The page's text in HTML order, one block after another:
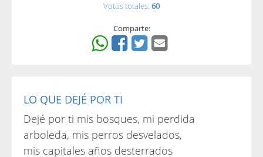
Votos totales: 60
Comparte:
LO QUE DEJÉ POR TI
Dejé por ti mis bosques, mi perdida
arboleda, mis perros desvelados,
mis capitales años desterrados